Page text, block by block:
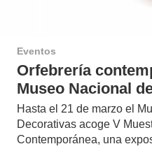
Eventos
Orfebrería
Museo Nacional
Hasta el 21 de marzo el
Decorativas acoge V
Contemporánea, una